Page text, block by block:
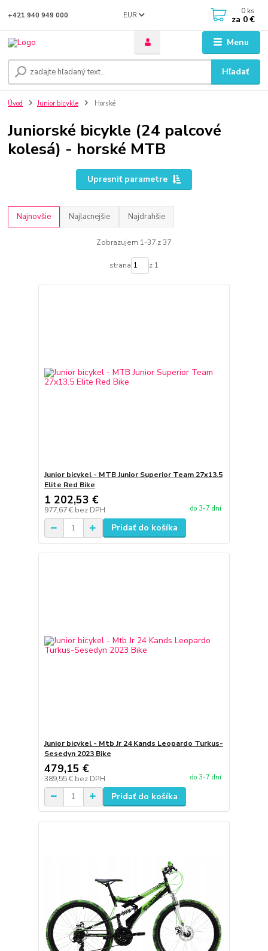
Menu
EUR
Hľadať
+421 940 949 000 0 ks
za 0 €
Úvod Junior bicykle Horské
Juniorské bicykle (24 palcové
kolesá) - horské MTB
Upresniť parametre
Najnovšie Najlacnejšie Najdrahšie
Zobrazujem 1-37 z 37
strana z 1
Junior bicykel - MTB Junior Superior Team 27x13.5
Elite Red Bike
1 202,53 €
977,67 € bez DPH do 3-7 dní
Pridať do košíka
Junior bicykel - Mtb Jr 24 Kands Leopardo Turkus-
Sesedyn 2023 Bike
479,15 €
389,55 € bez DPH do 3-7 dní
Pridať do košíka